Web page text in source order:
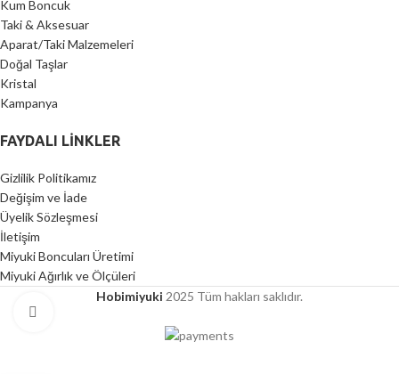
Kum Boncuk
Taki & Aksesuar
Aparat/Taki Malzemeleri
Doğal Taşlar
Kristal
Kampanya
FAYDALI LİNKLER
Gizlilik Politikamız
Değişim ve İade
Üyelik Sözleşmesi
İletişim
Miyuki Boncuları Üretimi
Miyuki Ağırlık ve Ölçüleri
Hobimiyuki 2025 Tüm hakları saklıdır.